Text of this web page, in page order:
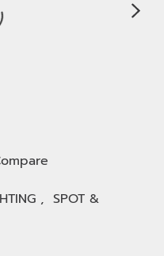
, SPOT &